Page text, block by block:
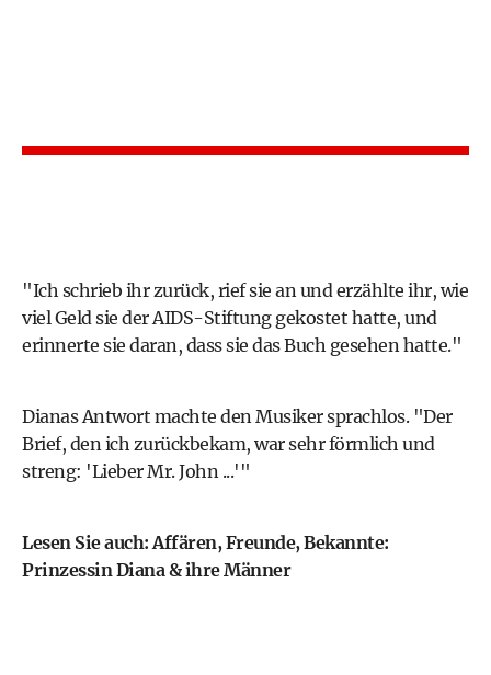
"Ich schrieb ihr zurück, rief sie an und erzählte ihr, wie
viel Geld sie der AIDS-Stiftung gekostet hatte, und
erinnerte sie daran, dass sie das Buch gesehen hatte."
Dianas Antwort machte den Musiker sprachlos. "Der
Brief, den ich zurückbekam, war sehr förmlich und
streng: 'Lieber Mr. John ...'"
Lesen Sie auch: Affären, Freunde, Bekannte:
Prinzessin Diana & ihre Männer